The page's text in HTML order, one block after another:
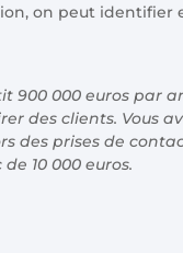
on peut identifier
900 000 euros par
des clients. Vous
des prises de
10 000 euros.